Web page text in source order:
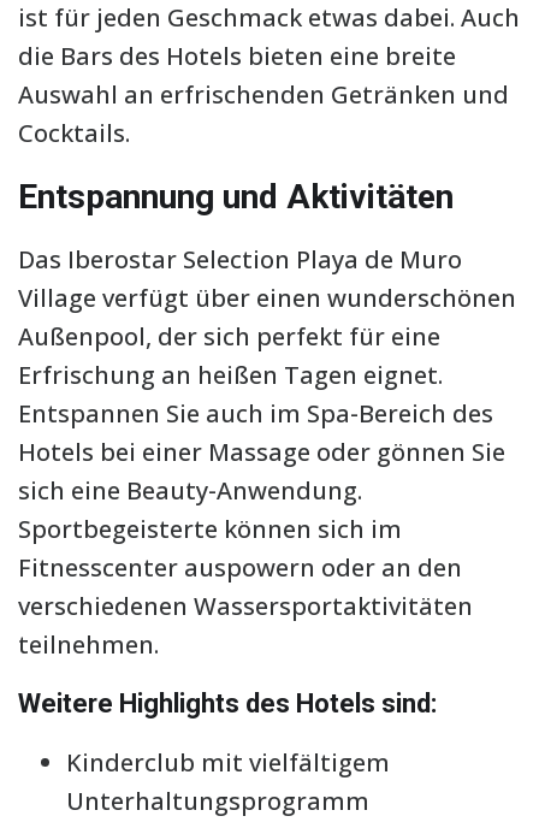
ist für jeden Geschmack etwas dabei. Auch
die Bars des Hotels bieten eine breite
Auswahl an erfrischenden Getränken und
Cocktails.
Entspannung und Aktivitäten
Das Iberostar Selection Playa de Muro
Village verfügt über einen wunderschönen
Außenpool, der sich perfekt für eine
Erfrischung an heißen Tagen eignet.
Entspannen Sie auch im Spa-Bereich des
Hotels bei einer Massage oder gönnen Sie
sich eine Beauty-Anwendung.
Sportbegeisterte können sich im
Fitnesscenter auspowern oder an den
verschiedenen Wassersportaktivitäten
teilnehmen.
Weitere Highlights des Hotels sind:
Kinderclub mit vielfältigem
Unterhaltungsprogramm